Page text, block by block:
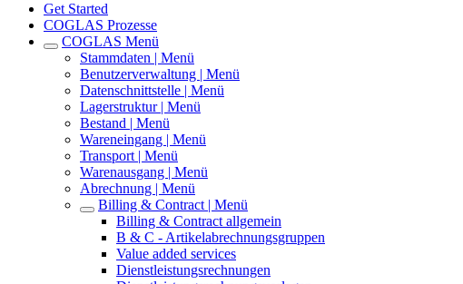
Get Started
COGLAS Prozesse
COGLAS Menü
Stammdaten | Menü
Benutzerverwaltung | Menü
Datenschnittstelle | Menü
Lagerstruktur | Menü
Bestand | Menü
Wareneingang | Menü
Transport | Menü
Warenausgang | Menü
Abrechnung | Menü
Billing & Contract | Menü
Billing & Contract allgemein
B & C - Artikelabrechnungsgruppen
Value added services
Dienstleistungsrechnungen